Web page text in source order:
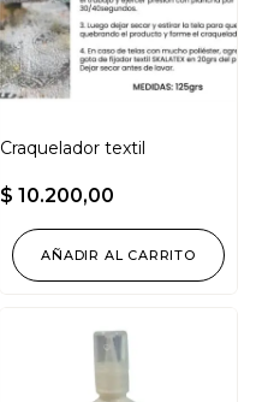
Craquelador textil
$ 10.200,00
AÑADIR AL CARRITO